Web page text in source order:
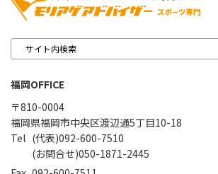
福岡OFFICE
〒810-0004
福岡県福岡市中央区渡辺通5丁目10-18
(代表)092-600-7510
(お問合せ)050-1871-2445